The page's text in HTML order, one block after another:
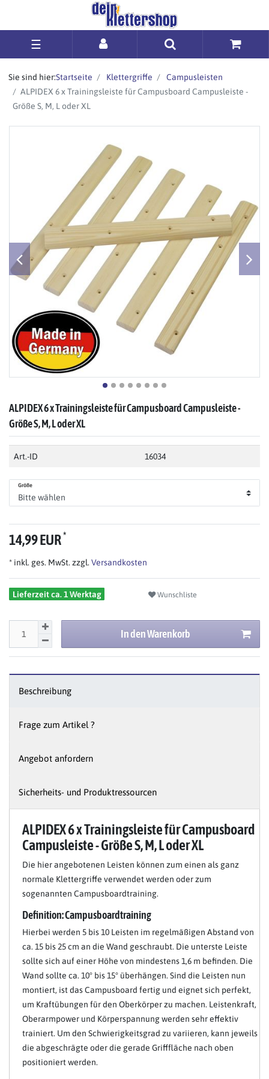
☰
Sie sind hier:Startseite Klettergriffe
Campusleisten
ALPIDEX 6 x Trainingsleiste für Campusboard Campusleiste -
Größe S, M, L oder XL
ALPIDEX 6 x Trainingsleiste für Campusboard Campusleiste -
Größe S, M, L oder XL
Art.-ID 16034
Größe
14,99 EUR*
* inkl. ges. MwSt. zzgl. Versandkosten
Lieferzeit ca. 1 Werktag Wunschliste
In den Warenkorb
Beschreibung
Frage zum Artikel ?
Angebot anfordern
Sicherheits- und Produktressourcen
ALPIDEX 6 x Trainingsleiste für Campusboard
Campusleiste - Größe S, M, L oder XL
Die hier angebotenen Leisten können zum einen als ganz
normale Klettergriffe verwendet werden oder zum
sogenannten Campusboardtraining.
Definition: Campusboardtraining
Hierbei werden 5 bis 10 Leisten im regelmäßigen Abstand von
ca. 15 bis 25 cm an die Wand geschraubt. Die unterste Leiste
sollte sich auf einer Höhe von mindestens 1,6 m befinden. Die
Wand sollte ca. 10° bis 15° überhängen. Sind die Leisten nun
montiert, ist das Campusboard fertig und eignet sich perfekt,
um Kraftübungen für den Oberkörper zu machen. Leistenkraft,
Oberarmpower und Körperspannung werden sehr effektiv
trainiert. Um den Schwierigkeitsgrad zu variieren, kann jeweils
die abgeschrägte oder die gerade Grifffläche nach oben
positioniert werden.